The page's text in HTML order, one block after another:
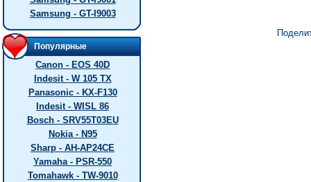
Samsung - GT-I9003
Популярные
Canon - EOS 40D
Indesit - W 105 TX
Panasonic - KX-F130
Indesit - WISL 86
Bosch - SRV55T03EU
Nokia - N95
Sharp - AH-AP24CE
Yamaha - PSR-550
Tomahawk - TW-9010